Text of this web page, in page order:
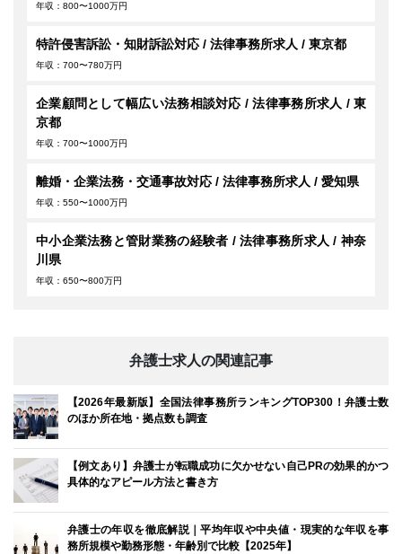
年収：800〜1000万円
特許侵害訴訟・知財訴訟対応 / 法律事務所求人 / 東京都
年収：700〜780万円
企業顧問として幅広い法務相談対応 / 法律事務所求人 / 東
京都
年収：700〜1000万円
離婚・企業法務・交通事故対応 / 法律事務所求人 / 愛知県
年収：550〜1000万円
中小企業法務と管財業務の経験者 / 法律事務所求人 / 神奈
川県
年収：650〜800万円
弁護士求人の関連記事
【2026年最新版】全国法律事務所ランキングTOP300！弁護士数
のほか所在地・拠点数も調査
【例文あり】弁護士が転職成功に欠かせない自己PRの効果的かつ
具体的なアピール方法と書き方
弁護士の年収を徹底解説｜平均年収や中央値・現実的な年収を事
務所規模や勤務形態・年齢別で比較【2025年】